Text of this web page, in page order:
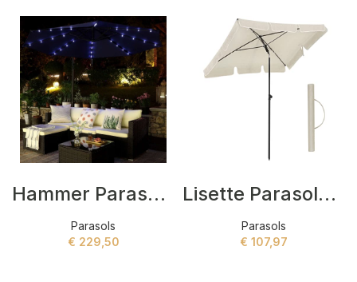
Hammer Parasols Blauw
Parasols
€ 229,50
Lisette Parasols Beige
Parasols
€ 107,97